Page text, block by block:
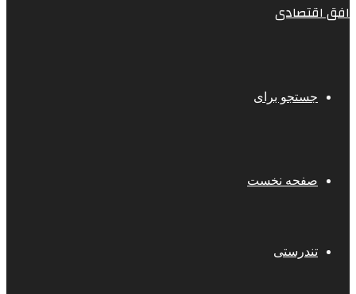
افق اقتصادی
جستجو برای
صفحه نخست
تندرستی